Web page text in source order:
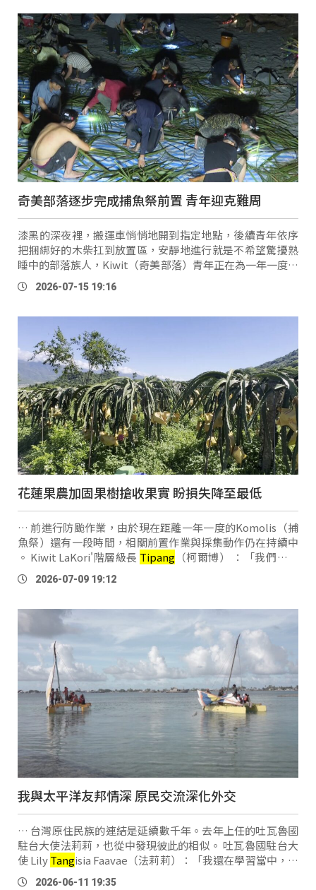
奇美部落逐步完成捕魚祭前置 青年迎克難周
漆黑的深夜裡，搬運車悄悄地開到指定地點，後續青年依序
把捆綁好的木柴扛到放置區，安靜地進行就是不希望驚擾熟
睡中的部落族人，Kiwit（奇美部落）青年正在為一年一度的
Tipang（柯爾博）：「把我們的木材搬下 …
2026-07-15 19:16
花蓮果農加固果樹搶收果實 盼損失降至最低
… 前進行防颱作業，由於現在距離一年一度的Komolis（捕
魚祭）還有一段時間，相關前置作業與採集動作仍在持續中
。 Kiwit LaKori'階層級長 Tipang （柯爾博） ：「我們有先
把黑網鋪在茅草上面，防止茅草飛起來，然後裡面有再加固
柱子，用繩子先給它綁起來，怕颱風會把它吹 …
2026-07-09 19:12
我與太平洋友邦情深 原民交流深化外交
… 台灣原住民族的連結是延續數千年。去年上任的吐瓦魯國
駐台大使法莉莉，也從中發現彼此的相似。 吐瓦魯國駐台大
使 LilyTangisia Faavae（法莉莉）：「我還在學習當中，但
我看到一些我們國家，跟台灣原住民族之間的文化，相似性
2026-06-11 19:35